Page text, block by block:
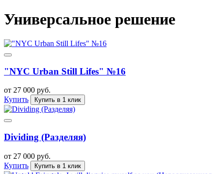
Универсальное решение
"NYC Urban Still Lifes" №16
от 27 000 руб.
Купить
Купить в 1 клик
Dividing (Разделяя)
от 27 000 руб.
Купить
Купить в 1 клик